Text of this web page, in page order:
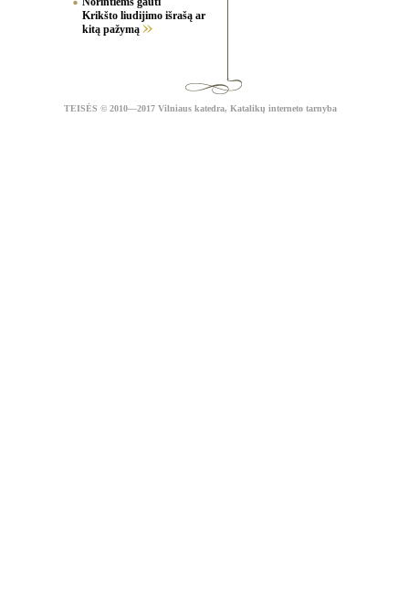
Krikšto liudijimo išrašą ar
kitą pažymą
TEISĖS © 2010—2017 Vilniaus katedra, Katalikų interneto tarnyba